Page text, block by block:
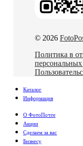
© 2026
Политика в
Каталог
Информация
О ФотоПочте
Акции
Сделаем за вас
Бизнесу